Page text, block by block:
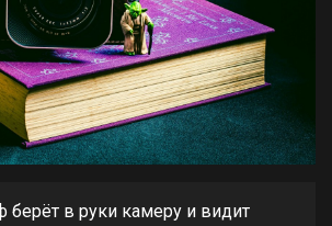
берёт в руки камеру и видит